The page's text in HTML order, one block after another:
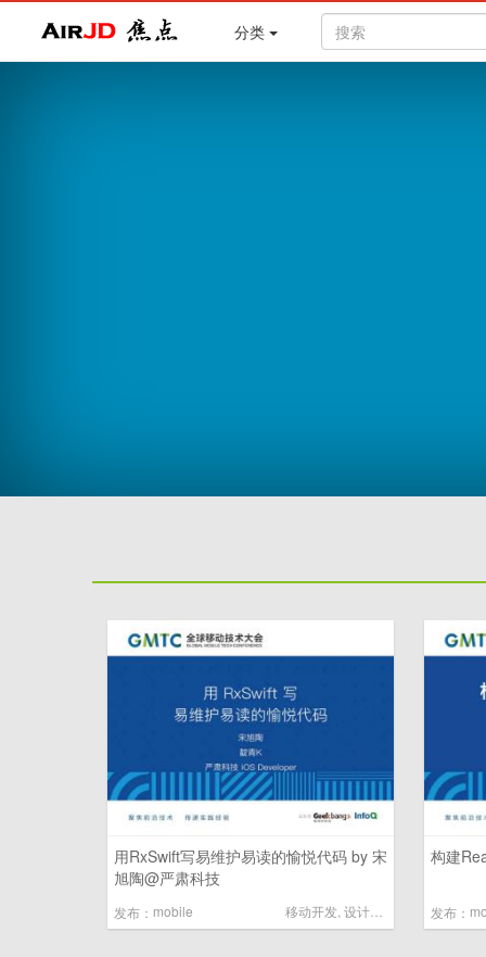
Air焦点 分类
用RxSwift写易维护易读的愉悦代码 by 宋
旭陶@严肃科技
发布： mobile 移动开发 设计模式
构建
发布：